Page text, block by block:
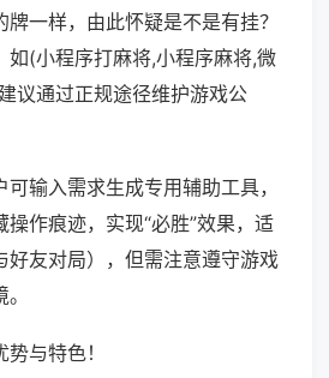
一样，由此怀疑是不是有挂？
如(小程序打麻将,小程序麻将,微
议通过正规途径维护游戏公
输入需求生成专用辅助工具，
作痕迹，实现“必胜”效果，适
好友对局），但需注意遵守游戏
与特色！